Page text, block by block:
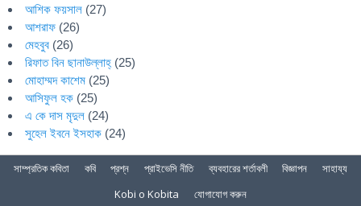
আশিক ফয়সাল (27)
আশরাফ (26)
মেহবুব (26)
রিফাত বিন ছানাউল্লাহ্ (25)
মোহাম্মদ কাশেম (25)
আসিফুল হক (25)
এ কে দাস মৃদুল (24)
সুহেল ইবনে ইসহাক (24)
সাম্প্রতিক কবিতা কবি প্রশ্ন প্রাইভেসি নীতি ব্যবহারের শর্তাবলী বিজ্ঞাপন
সাহায্য
Kobi o Kobita
যোগাযোগ করুন